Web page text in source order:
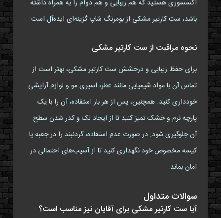
اکسسوری هستید که هم زیبایی و هم دوام را به همراه داشته
باشد، ست کارتیر مشکی از بومرنگ شاپ گزینه‌ای ایده‌آل است.
نحوه مراقبت از ست کارتیر مشکی
برای حفظ زیبایی و درخشش ست کارتیر مشکی، بهتر است از
تماس آن با مواد شیمیایی مانند عطر، اسپری مو و لوازم آرایشی
خودداری کنید. همچنین، پس از هر بار استفاده، آن را با یک
پارچه نرم و خشک تمیز کنید تا از ایجاد لک و کدر شدن سطح
آن جلوگیری شود. در صورت عدم استفاده، گردنبند را در جعبه یا
کیسه مخصوص خود نگهداری کنید تا از آسیب‌های احتمالی در
امان بماند.
سوالات متداول
آیا ست کارتیر مشکی برای آقایان نیز مناسب است؟